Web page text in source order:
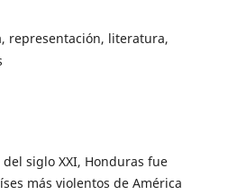
representación, literatura,
siglo XXI, Honduras fue
más violentos de América